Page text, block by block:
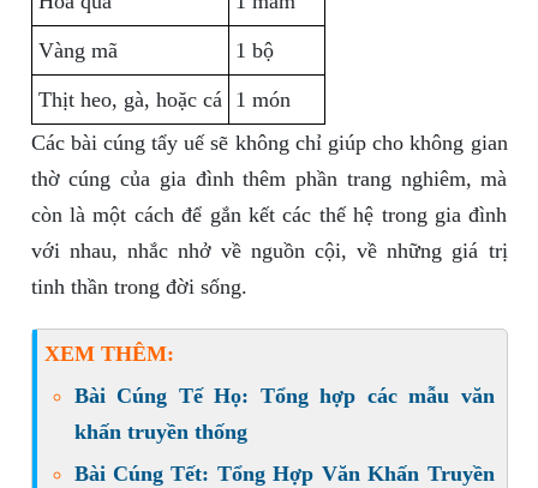
Vàng mã 1 bộ
Thịt heo, gà, hoặc cá
1 món
Các bài cúng tẩy uế sẽ không chỉ giúp cho không gian
thờ cúng của gia đình thêm phần trang nghiêm, mà
còn là một cách để gắn kết các thế hệ trong gia đình
với nhau, nhắc nhở về nguồn cội, về những giá trị
tinh thần trong đời sống.
XEM THÊM:
Bài Cúng Tế Họ: Tổng hợp các mẫu văn
khấn truyền thống
Bài Cúng Tết: Tổng Hợp Văn Khấn Truyền